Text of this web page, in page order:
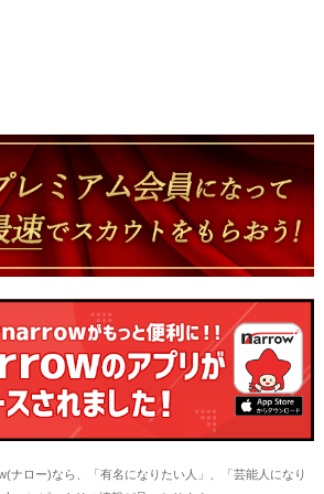
ナロー)なら、「有名になりたい人」、「芸能人になり